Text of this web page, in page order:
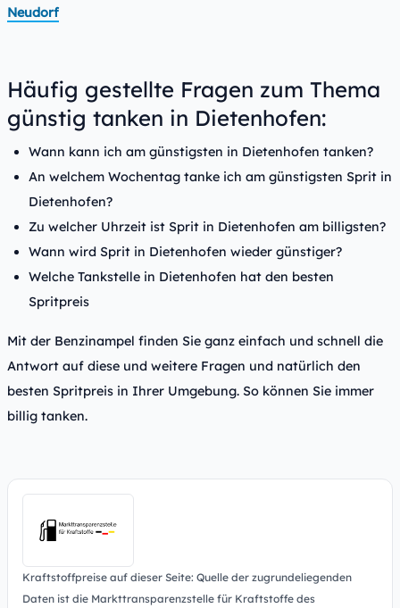
Neudorf
Häufig gestellte Fragen zum Thema
günstig tanken in Dietenhofen:
Wann kann ich am günstigsten in Dietenhofen tanken?
An welchem Wochentag tanke ich am günstigsten Sprit in
Dietenhofen?
Zu welcher Uhrzeit ist Sprit in Dietenhofen am billigsten?
Wann wird Sprit in Dietenhofen wieder günstiger?
Welche Tankstelle in Dietenhofen hat den besten
Spritpreis
Mit der Benzinampel finden Sie ganz einfach und schnell die
Antwort auf diese und weitere Fragen und natürlich den
besten Spritpreis in Ihrer Umgebung. So können Sie immer
billig tanken.
Kraftstoffpreise auf dieser Seite: Quelle der zugrundeliegenden
Daten ist die Markttransparenzstelle für Kraftstoffe des